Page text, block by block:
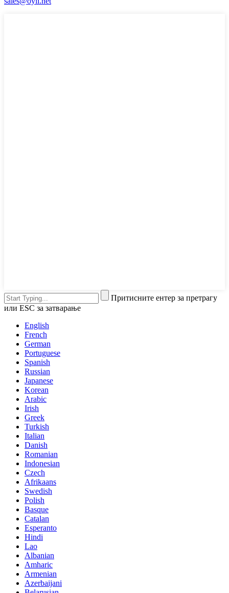
Притисните ентер за претрагу
или ESC за затварање
English
French
German
Portuguese
Spanish
Russian
Japanese
Korean
Arabic
Irish
Greek
Turkish
Italian
Danish
Romanian
Indonesian
Czech
Afrikaans
Swedish
Polish
Basque
Catalan
Esperanto
Hindi
Lao
Albanian
Amharic
Armenian
Azerbaijani